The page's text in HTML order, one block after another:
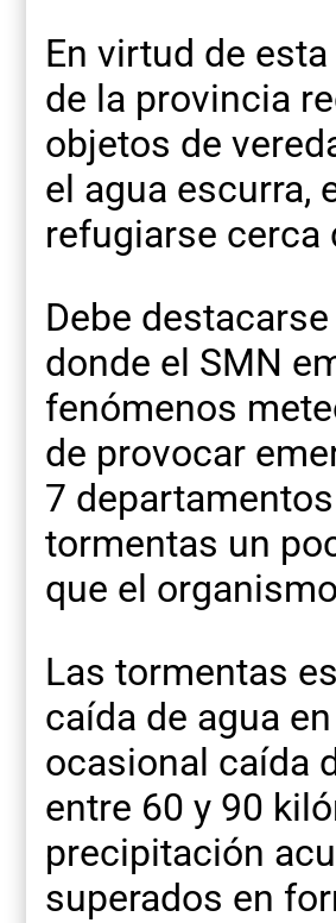
En virtud de
de la provincia
objetos de
el agua escurra,
refugiarse cerca
Debe
donde el SMN
fenómenos
de provocar
7
tormentas un
que el
Las tormentas
caída de agua
ocasional caída
entre 60 y 90
precipitación
superados en